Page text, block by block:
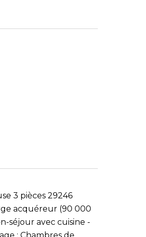
3 pièces 29246
acquéreur (90 000
séjour avec cuisine -